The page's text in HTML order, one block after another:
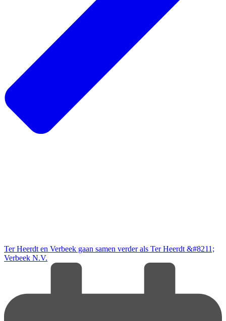
Ter Heerdt en Verbeek gaan samen verder als Ter Heerdt &#8211;
Verbeek N.V.